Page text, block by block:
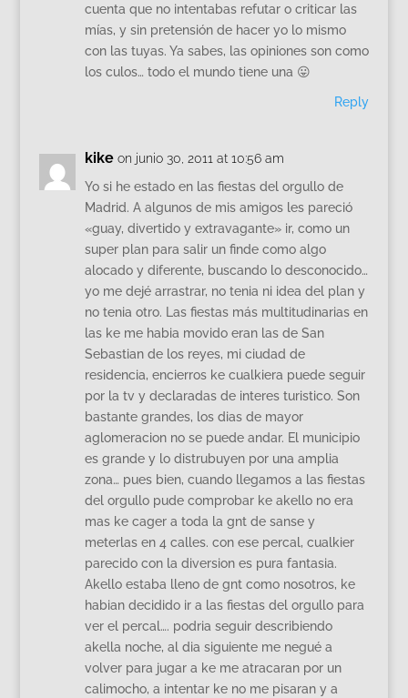
cuenta que no intentabas refutar o criticar las
mías, y sin pretensión de hacer yo lo mismo
con las tuyas. Ya sabes, las opiniones son como
los culos… todo el mundo tiene una 😛
Reply
kike on junio 30, 2011 at 10:56 am
Yo si he estado en las fiestas del orgullo de
Madrid. A algunos de mis amigos les pareció
«guay, divertido y extravagante» ir, como un
super plan para salir un finde como algo
alocado y diferente, buscando lo desconocido…
yo me dejé arrastrar, no tenia ni idea del plan y
no tenia otro. Las fiestas más multitudinarias en
las ke me habia movido eran las de San
Sebastian de los reyes, mi ciudad de
residencia, encierros ke cualkiera puede seguir
por la tv y declaradas de interes turistico. Son
bastante grandes, los dias de mayor
aglomeracion no se puede andar. El municipio
es grande y lo distrubuyen por una amplia
zona… pues bien, cuando llegamos a las fiestas
del orgullo pude comprobar ke akello no era
mas ke cager a toda la gnt de sanse y
meterlas en 4 calles. con ese percal, cualkier
parecido con la diversion es pura fantasia.
Akello estaba lleno de gnt como nosotros, ke
habian decidido ir a las fiestas del orgullo para
ver el percal…. podria seguir describiendo
akella noche, al dia siguiente me negué a
volver para jugar a ke me atracaran por un
calimocho, a intentar ke no me pisaran y a